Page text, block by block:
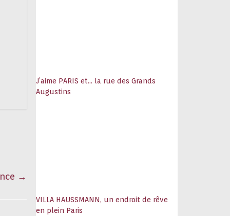
→
J’aime PARIS et… la rue des Grands
Augustins
VILLA HAUSSMANN, un endroit de rêve
en plein Paris